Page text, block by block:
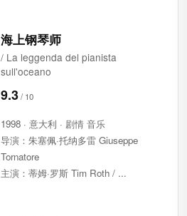
海上钢琴师
/ La leggenda del pianista
sull'oceano
9.3
1998 · 意大利 · 剧情 音乐
导演：朱塞佩·托纳多雷 Giuseppe
Tornatore
主演：蒂姆·罗斯 Tim Roth / ...